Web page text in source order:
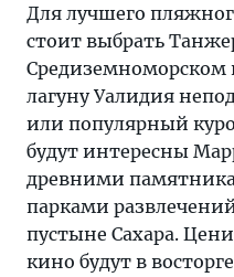
Для лучшего
стоит выбрать
Средиземноморском
лагуну Уалидия
или популярный
будут интересны
древними
парками
пустыне Сахара.
кино будут в